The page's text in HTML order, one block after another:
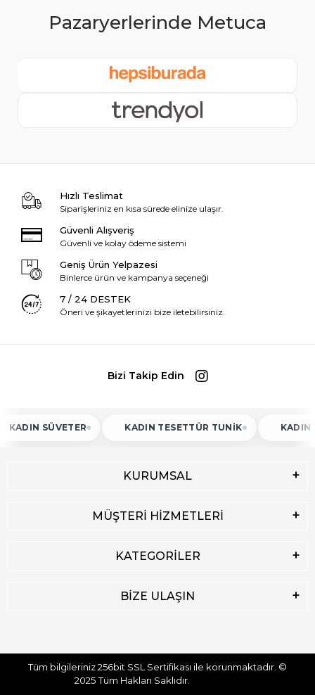
Hızlı Teslimat
Siparişleriniz en kısa sürede elinize ulaşır.
Güvenli Alışveriş
Güvenli ve kolay ödeme sistemi
Geniş Ürün Yelpazesi
Binlerce ürün ve kampanya seçeneği
7 / 24 DESTEK
Öneri ve şikayetlerinizi bize iletebilirsiniz.
Bizi Takip Edin
SÜVETER KADIN TESETTÜR TUNIK KADIN ATLET
KURUMSAL
MÜŞTERİ HİZMETLERİ
KATEGORİLER
BİZE ULAŞIN
Tüm bilgileriniz 256bit SSL Sertifikası ile korunmaktadır. ©
2025Tüm Hakları Saklıdır.